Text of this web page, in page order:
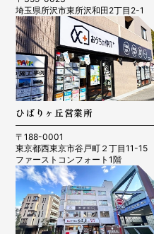
埼玉県所沢市東所沢和田2丁目2-1
ひばりヶ丘営業所
〒188-0001
東京都西東京市谷戸町２丁目11-15
ファーストコンフォート1階